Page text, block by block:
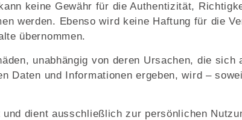
keine Gewähr für die Authentizität,
werden. Ebenso wird keine Haftung für die
übernommen.
unabhängig von deren Ursachen, die sich
Daten und Informationen ergeben, wird –
dient ausschließlich zur persönlichen